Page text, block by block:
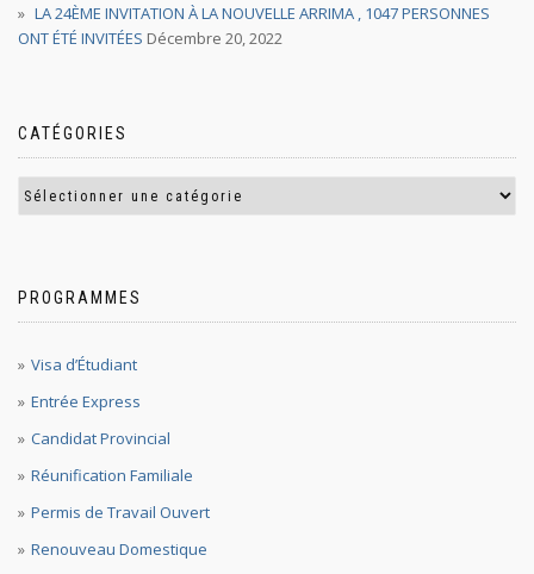
LA 24ÈME INVITATION À LA NOUVELLE ARRIMA , 1047 PERSONNES
ONT ÉTÉ INVITÉES Décembre 20, 2022
CATÉGORIES
PROGRAMMES
Visa d’Étudiant
Entrée Express
Candidat Provincial
Réunification Familiale
Permis de Travail Ouvert
Renouveau Domestique